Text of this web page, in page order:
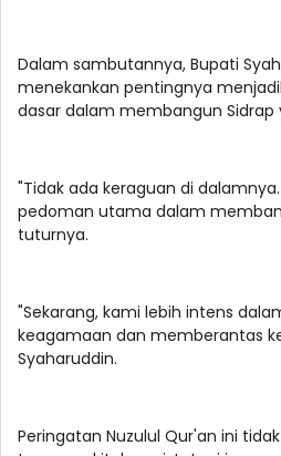
Dalam sambutannya, Bupati
menekankan pentingnya
dasar dalam membangun Sidrap
"Tidak ada keraguan di
pedoman utama dalam
tuturnya.
"Sekarang, kami lebih intens
keagamaan dan memberantas
Syaharuddin.
Peringatan Nuzulul Qur'an ini